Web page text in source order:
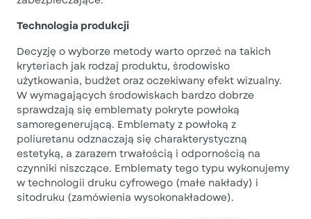
Technologia produkcji
Decyzję o wyborze metody warto oprzeć na takich
kryteriach jak rodzaj produktu, środowisko
użytkowania, budżet oraz oczekiwany efekt wizualny.
W wymagających środowiskach bardzo dobrze
sprawdzają się emblematy pokryte powłoką
samoregenerującą. Emblematy z powłoką z
poliuretanu odznaczają się charakterystyczną
estetyką, a zarazem trwałością i odpornością na
czynniki niszczące. Emblematy tego typu wykonujemy
w technologii druku cyfrowego (małe nakłady) i
sitodruku (zamówienia wysokonakładowe).